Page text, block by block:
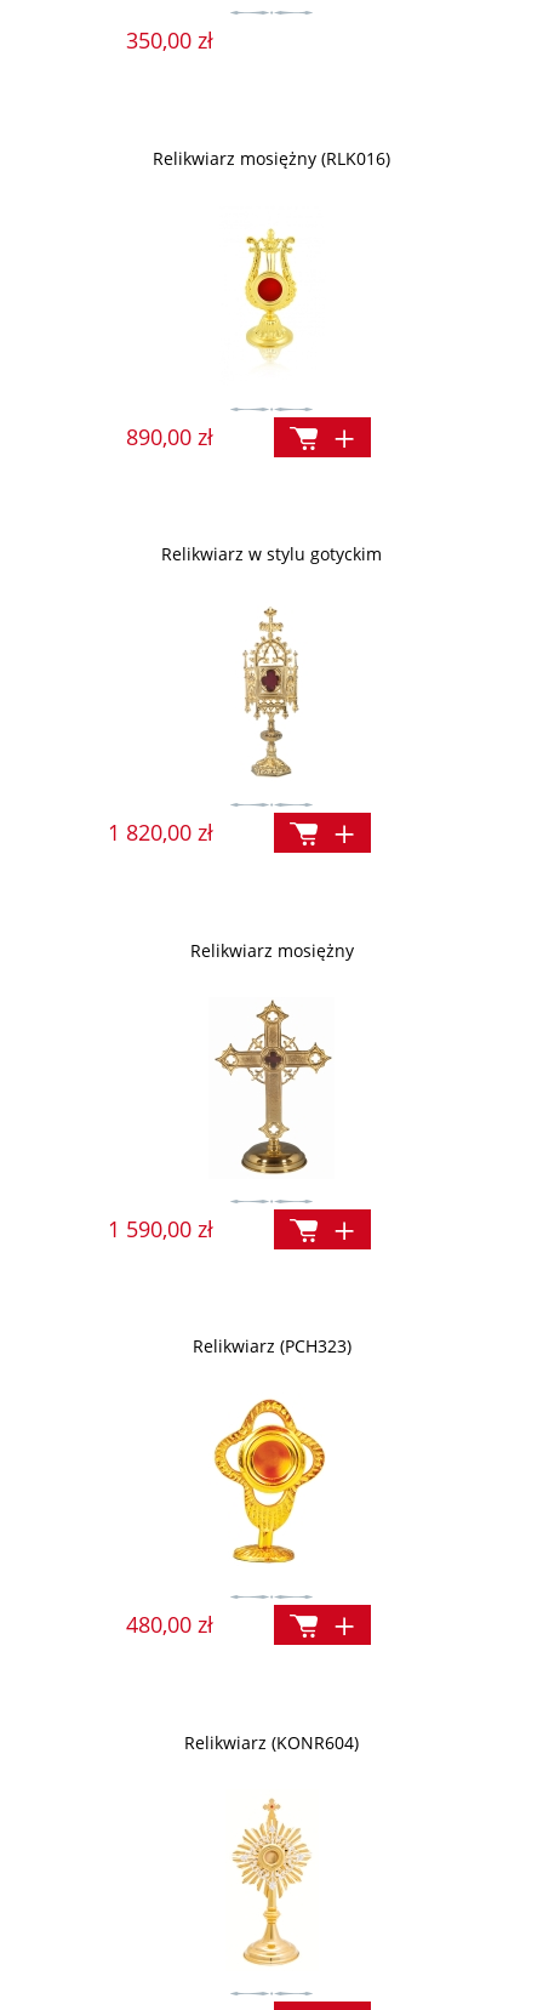
350,00 zł
Relikwiarz mosiężny (RLK016)
890,00 zł
Relikwiarz w stylu gotyckim
1 820,00 zł
Relikwiarz mosiężny
1 590,00 zł
Relikwiarz (PCH323)
480,00 zł
Relikwiarz (KONR604)